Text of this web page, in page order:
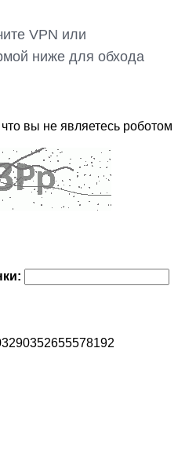
VPN или
ниже для обхода
вы не являетесь роботом